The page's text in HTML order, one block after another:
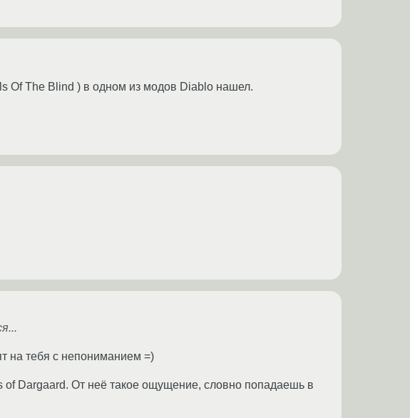
Of The Blind ) в одном из модов Diablo нашел.
на тебя с непониманием =)
Dargaard. От неё такое ощущение, словно попадаешь в